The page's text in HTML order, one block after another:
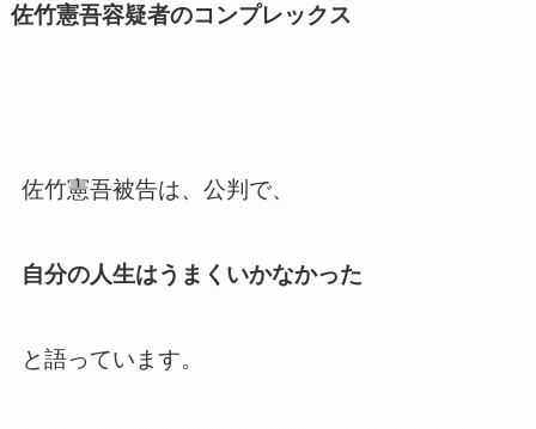
佐竹憲吾容疑者のコンプレックス
佐竹憲吾被告は、公判で、
自分の人生はうまくいかなかった
と語っています。